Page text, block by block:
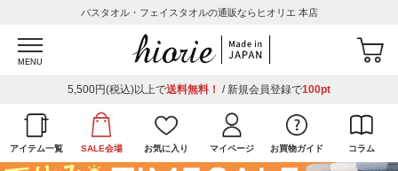
バスタオル・フェイスタオルの通販ならヒオリエ 本店
MENU
5,500円(税込)以上で送料無料！ / 新規会員登録で100pt
アイテム一覧 SALE会場 お気に入り マイページ お買物ガイド コラム